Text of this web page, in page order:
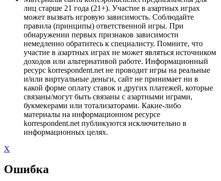
лиц старше 21 года (21+). Участие в азартных играх
может вызвать игровую зависимость. Соблюдайте
правила (принципы) ответственной игры. При
обнаружении первых признаков зависимости
немедленно обратитесь к специалисту. Помните, что
участие в азартных играх не может являться источником
доходов или альтернативой работе. Информационный
ресурс korrespondent.net не проводит игры на реальные
и/или виртуальные деньги, сайт не принимает ни в
какой форме оплату ставок и других платежей, которые
связаны/могут быть связаны с азартными играми,
букмекерами или тотализаторами. Какие-либо
материалы на информационном ресурсе
korrespondent.net публикуются исключительно в
информационных целях.
X
Ошибка